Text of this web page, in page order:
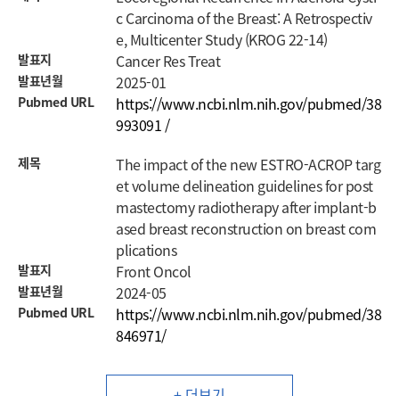
c Carcinoma of the Breast: A Retrospectiv
e, Multicenter Study (KROG 22-14)
발표지 Cancer Res Treat
발표년월 2025-01
Pubmed URL
https://www.ncbi.nlm.nih.gov/pubmed/38
993091 /
제목
The impact of the new ESTRO-ACROP targ
et volume delineation guidelines for post
mastectomy radiotherapy after implant-b
ased breast reconstruction on breast com
plications
발표지 Front Oncol
발표년월 2024-05
Pubmed URL
https://www.ncbi.nlm.nih.gov/pubmed/38
846971/